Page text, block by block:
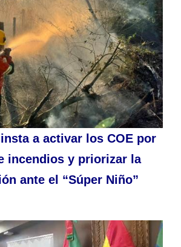
a activar los COE por
incendios y priorizar la
ante el “Súper Niño”